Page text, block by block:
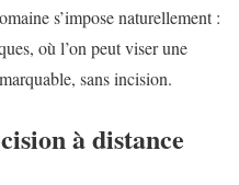
s’impose naturellement :
où l’on peut viser une
sans incision.
à distance